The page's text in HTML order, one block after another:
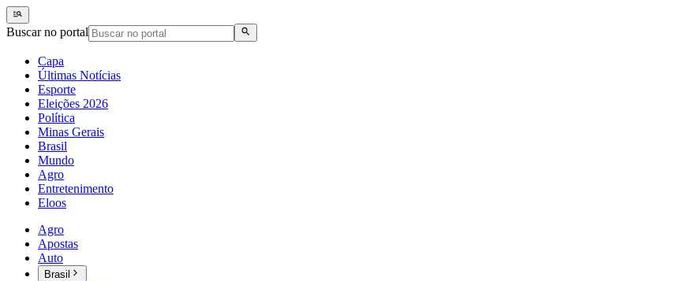
Buscar no portal
Capa
Últimas Notícias
Esporte
Eleições 2026
Política
Minas Gerais
Brasil
Mundo
Agro
Entretenimento
Eloos
Agro
Apostas
Auto
Brasil